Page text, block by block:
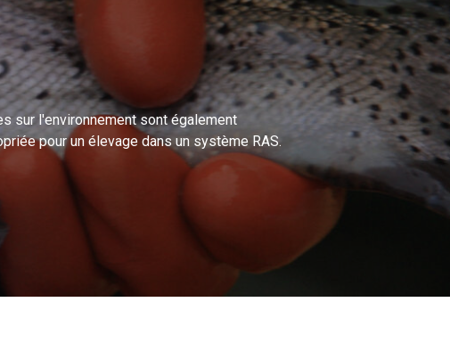
sur l'environnement sont également
pour un élevage dans un système RAS.